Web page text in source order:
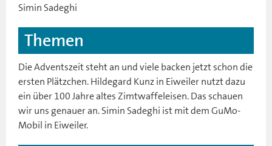
Simin Sadeghi
Themen
Die Adventszeit steht an und viele backen jetzt schon die
ersten Plätzchen. Hildegard Kunz in Eiweiler nutzt dazu
ein über 100 Jahre altes Zimtwaffeleisen. Das schauen
wir uns genauer an. Simin Sadeghi ist mit dem GuMo-
Mobil in Eiweiler.